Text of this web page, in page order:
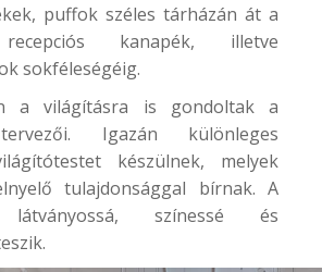
puffok széles tárházán át a
kanapék, illetve
sokféleségéig.
a világításra is gondoltak a
Igazán különleges
készülnek, melyek
tulajdonsággal bírnak. A
látványossá, színessé és